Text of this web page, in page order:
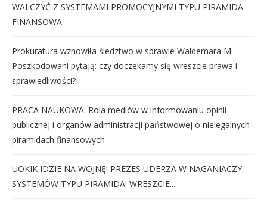
WALCZYĆ Z SYSTEMAMI PROMOCYJNYMI TYPU PIRAMIDA
FINANSOWA
Prokuratura wznowiła śledztwo w sprawie Waldemara M.
Poszkodowani pytają: czy doczekamy się wreszcie prawa i
sprawiedliwości?
PRACA NAUKOWA: Rola mediów w informowaniu opinii
publicznej i organów administracji państwowej o nielegalnych
piramidach finansowych
UOKIK IDZIE NA WOJNĘ! PREZES UDERZA W NAGANIACZY
SYSTEMÓW TYPU PIRAMIDA! WRESZCIE...